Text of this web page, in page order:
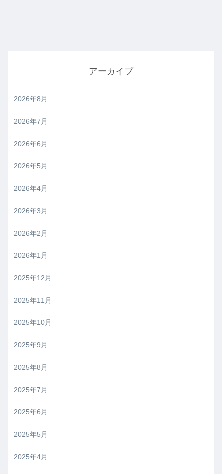
アーカイブ
2026年8月
2026年7月
2026年6月
2026年5月
2026年4月
2026年3月
2026年2月
2026年1月
2025年12月
2025年11月
2025年10月
2025年9月
2025年8月
2025年7月
2025年6月
2025年5月
2025年4月